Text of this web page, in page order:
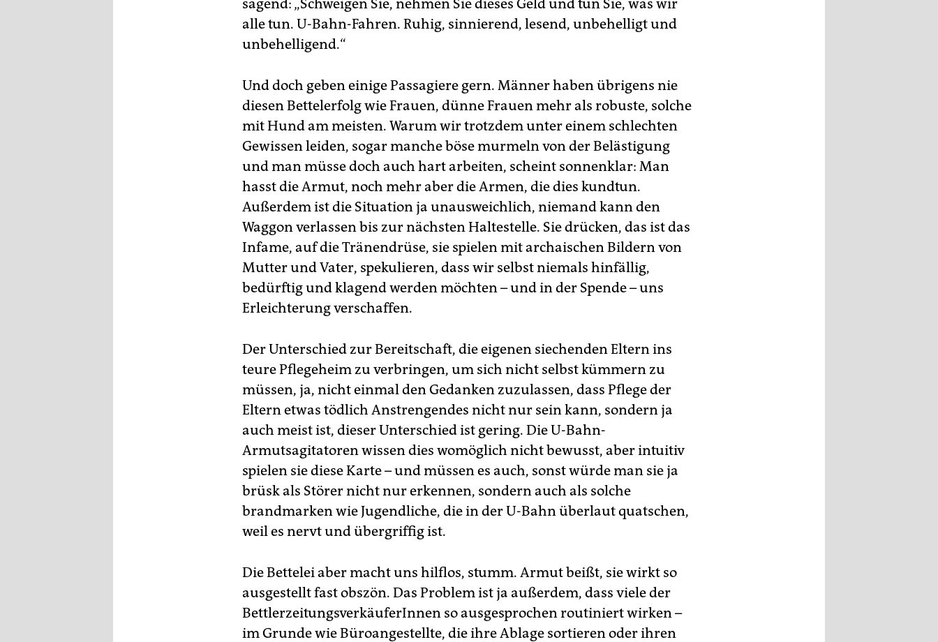
sagend: „Schweigen Sie, nehmen Sie dieses Geld und tun Sie, was wir
alle tun. U-Bahn-Fahren. Ruhig, sinnierend, lesend, unbehelligt und
unbehelligend.“
Und doch geben einige Passagiere gern. Männer haben übrigens nie
diesen Bettelerfolg wie Frauen, dünne Frauen mehr als robuste, solche
mit Hund am meisten. Warum wir trotzdem unter einem schlechten
Gewissen leiden, sogar manche böse murmeln von der Belästigung
und man müsse doch auch hart arbeiten, scheint sonnenklar: Man
hasst die Armut, noch mehr aber die Armen, die dies kundtun.
Außerdem ist die Situation ja unausweichlich, niemand kann den
Waggon verlassen bis zur nächsten Haltestelle. Sie drücken, das ist das
Infame, auf die Tränendrüse, sie spielen mit archaischen Bildern von
Mutter und Vater, spekulieren, dass wir selbst niemals hinfällig,
bedürftig und klagend werden möchten – und in der Spende – uns
Erleichterung verschaffen.
Der Unterschied zur Bereitschaft, die eigenen siechenden Eltern ins
teure Pflegeheim zu verbringen, um sich nicht selbst kümmern zu
müssen, ja, nicht einmal den Gedanken zuzulassen, dass Pflege der
Eltern etwas tödlich Anstrengendes nicht nur sein kann, sondern ja
auch meist ist, dieser Unterschied ist gering. Die U-Bahn-
Armutsagitatoren wissen dies womöglich nicht bewusst, aber intuitiv
spielen sie diese Karte – und müssen es auch, sonst würde man sie ja
brüsk als Störer nicht nur erkennen, sondern auch als solche
brandmarken wie Jugendliche, die in der U-Bahn überlaut quatschen,
weil es nervt und übergriffig ist.
Die Bettelei aber macht uns hilflos, stumm. Armut beißt, sie wirkt so
ausgestellt fast obszön. Das Problem ist ja außerdem, dass viele der
BettlerzeitungsverkäuferInnen so ausgesprochen routiniert wirken –
im Grunde wie Büroangestellte, die ihre Ablage sortieren oder ihren